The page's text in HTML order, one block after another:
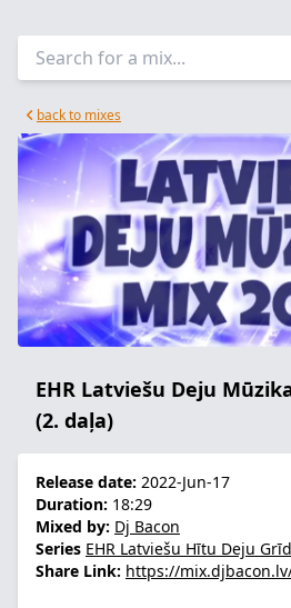
back to mixes
EHR Latviešu Deju
(2. daļa)
Release date: 2022-Jun-17
Duration: 18:29
Mixed by: Dj Bacon
Series EHR Latviešu Hītu Deju
Share Link: https://